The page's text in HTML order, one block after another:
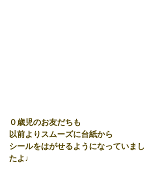
０歳児のお友だちも
以前よりスムーズに台紙から
シールをはがせるようになっていまし
たよ♩